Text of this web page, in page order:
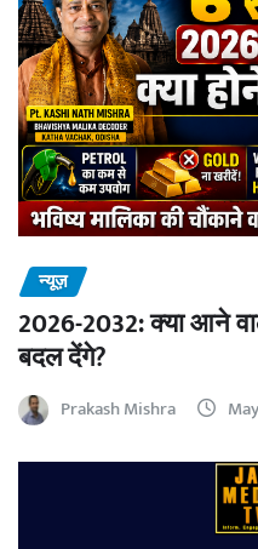
न्यूज़
2026-2032: क्या आने
बदल देंगे?
Prakash Mishra